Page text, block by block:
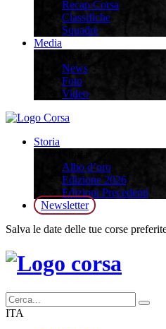
Recap Corsa
Classifiche
Squadre
Media
News
Foto
Video
Storia
Albo d’oro
Edizione 2026
Edizioni Precedenti
Newsletter
Salva le date delle tue corse
ITA